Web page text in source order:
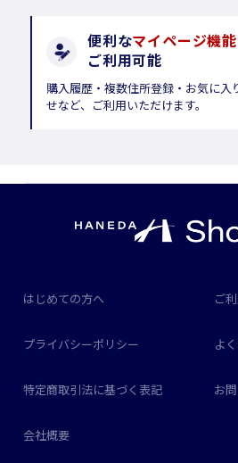
便利なマイページ機能
ご利用可能
購入履歴・複数住所登録・お気に入
せなど、ご利用いただけます。
はじめての方へ ご
プライバシーポリシー よ
特定商取引法に基づく表記 お
会社概要